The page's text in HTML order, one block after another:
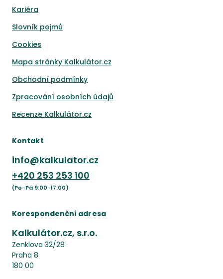
Kariéra
Slovník pojmů
Cookies
Mapa stránky Kalkulátor.cz
Obchodní podmínky
Zpracování osobních údajů
Recenze Kalkulátor.cz
Kontakt
info@kalkulator.cz
+420 253 253 100
(Po-Pá 9:00-17:00)
Korespondenční adresa
Kalkulátor.cz, s.r.o.
Zenklova 32/28
Praha 8
180 00